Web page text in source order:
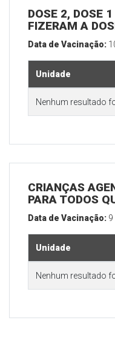
DOSE 2, DOSE
FIZERAM A
Data de Vacinação:
Unidade
Nenhum resultado
CRIANÇAS
PARA TODOS
Data de Vacinação: 9
Unidade
Nenhum resultado